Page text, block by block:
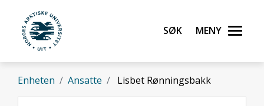
Gå til hovedinnhold
UiT Norges arktiske universitet
Søk Meny
Enheten Ansatte Lisbet Rønningsbakk